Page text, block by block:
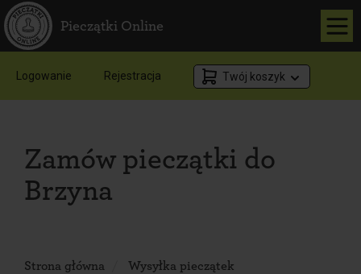
Pieczątki Online
Logowanie Rejestracja Twój koszyk
Zamów pieczątki do
Brzyna
Strona główna
Wysyłka pieczątek